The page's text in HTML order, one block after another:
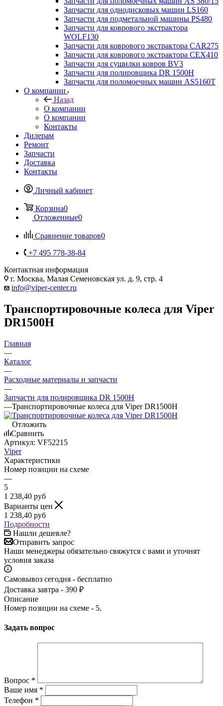
Запчасти для однодисковых машин LS160
Запчасти для подметальной машины PS480
Запчасти для коврового экстрактора
WOLF130
Запчасти для коврового экстрактора CAR275
Запчасти для коврового экстрактора CEX410
Запчасти для сушилки ковров BV3
Запчасти для полировщика DR 1500H
Запчасти для поломоечных машин AS5160T
О компании
Назад
О компании
О компании
Контакты
Дилерам
Ремонт
Запчасти
Доставка
Контакты
Личный кабинет
Корзина0
Отложенные0
Сравнение товаров0
+7 495 778-38-84
Контактная информация
г. Москва, Малая Семеновская ул. д. 9, стр. 4
info@viper-center.ru
Транспортировочные колеса для Viper
DR1500H
Главная
—
Каталог
—
Расходные материалы и запчасти
—
Запчасти для полировщика DR 1500H
—Транспортировочные колеса для Viper DR1500H
Отложить
Сравнить
Артикул: VF52215
Viper
Характеристики
Номер позиции на схеме
—
5
1 238,40 руб
Варианты цен
1 238,40 руб
Подробности
Нашли дешевле?
Отправить запрос
Наши менеджеры обязательно свяжутся с вами и уточнят
условия заказа
Самовывоз сегодня - бесплатно
Доставка завтра - 390 ₽
Описание
Номер позиции на схеме - 5.
Задать вопрос
Вопрос *
Ваше имя *
Телефон *